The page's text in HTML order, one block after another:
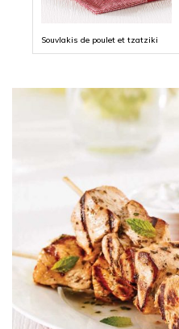
Souvlakis de poulet et tzatziki